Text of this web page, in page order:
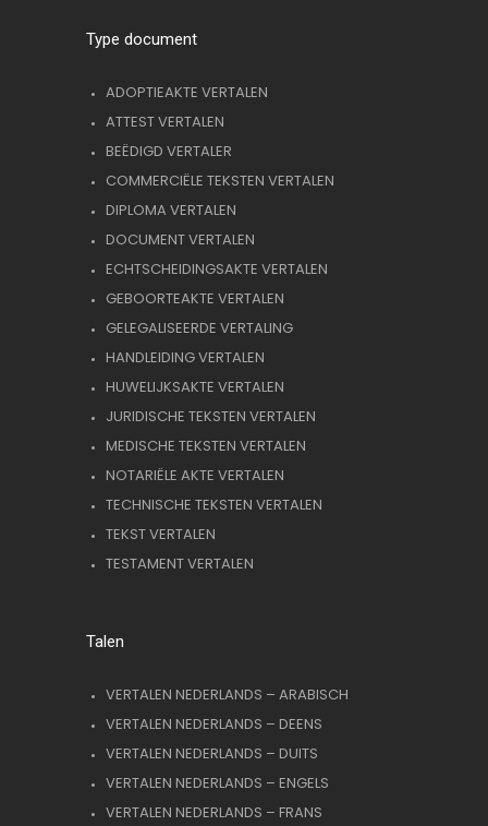
Type document
ADOPTIEAKTE VERTALEN
ATTEST VERTALEN
BEËDIGD VERTALER
COMMERCIËLE TEKSTEN VERTALEN
DIPLOMA VERTALEN
DOCUMENT VERTALEN
ECHTSCHEIDINGSAKTE VERTALEN
GEBOORTEAKTE VERTALEN
GELEGALISEERDE VERTALING
HANDLEIDING VERTALEN
HUWELIJKSAKTE VERTALEN
JURIDISCHE TEKSTEN VERTALEN
MEDISCHE TEKSTEN VERTALEN
NOTARIËLE AKTE VERTALEN
TECHNISCHE TEKSTEN VERTALEN
TEKST VERTALEN
TESTAMENT VERTALEN
Talen
VERTALEN NEDERLANDS – ARABISCH
VERTALEN NEDERLANDS – DEENS
VERTALEN NEDERLANDS – DUITS
VERTALEN NEDERLANDS – ENGELS
VERTALEN NEDERLANDS – FRANS